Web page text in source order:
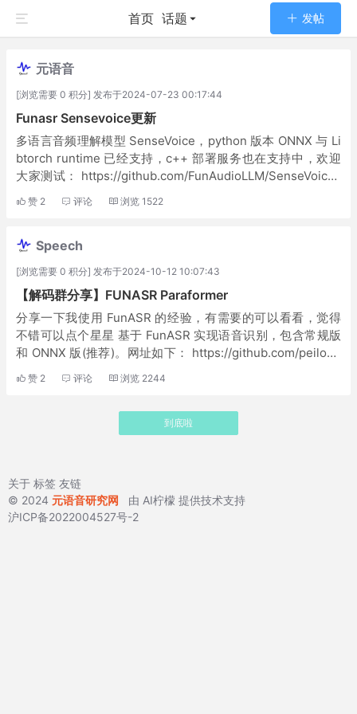
首页 话题 发帖
元语音
[浏览需要 0 积分] 发布于2024-07-23 00:17:44
Funasr Sensevoice更新
多语言音频理解模型 SenseVoice，python 版本 ONNX 与 Li
btorch runtime 已经支持，c++ 部署服务也在支持中，欢迎
大家测试： https://github.com/FunAudioLLM/SenseVoice?
tab=...
赞 2 评论 浏览 1522
Speech
[浏览需要 0 积分] 发布于2024-10-12 10:07:43
【解码群分享】FUNASR Paraformer
分享一下我使用 FunASR 的经验，有需要的可以看看，觉得
不错可以点个星星 基于 FunASR 实现语音识别，包含常规版
和 ONNX 版(推荐)。网址如下： https://github.com/peilong
chencc/My-FunASR
赞 2 评论 浏览 2244
到底啦
关于 标签 友链
© 2024 元语音研究网 由 AI柠檬 提供技术支持
沪ICP备2022004527号-2